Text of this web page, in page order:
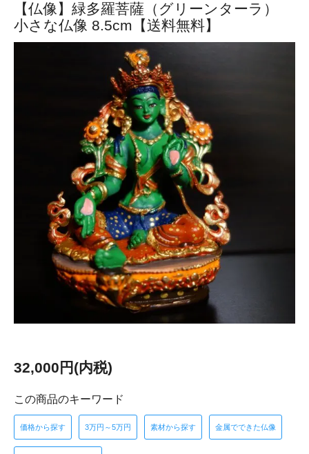
【仏像】緑多羅菩薩（グリーンターラ）
小さな仏像 8.5cm【送料無料】
32,000円(内税)
この商品のキーワード
価格から探す 3万円～5万円 素材から探す 金属でできた仏像